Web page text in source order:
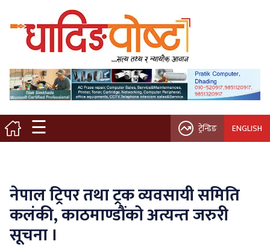
☰
मुख्य पृष्ठ
स्थानीय समाचार
विचार / ब्लग
नगर/गाउँ पालिका
कृषि/सहकारी
साहित्य / संस्कृति
ट्रेन्डिङ ENGLISH
नेपाल ट्रिपर तथा ट्रक व्यवसायी समिति
कलंकी, काठमाण्डौंको अत्यन्त जरुरी
सूचना ।